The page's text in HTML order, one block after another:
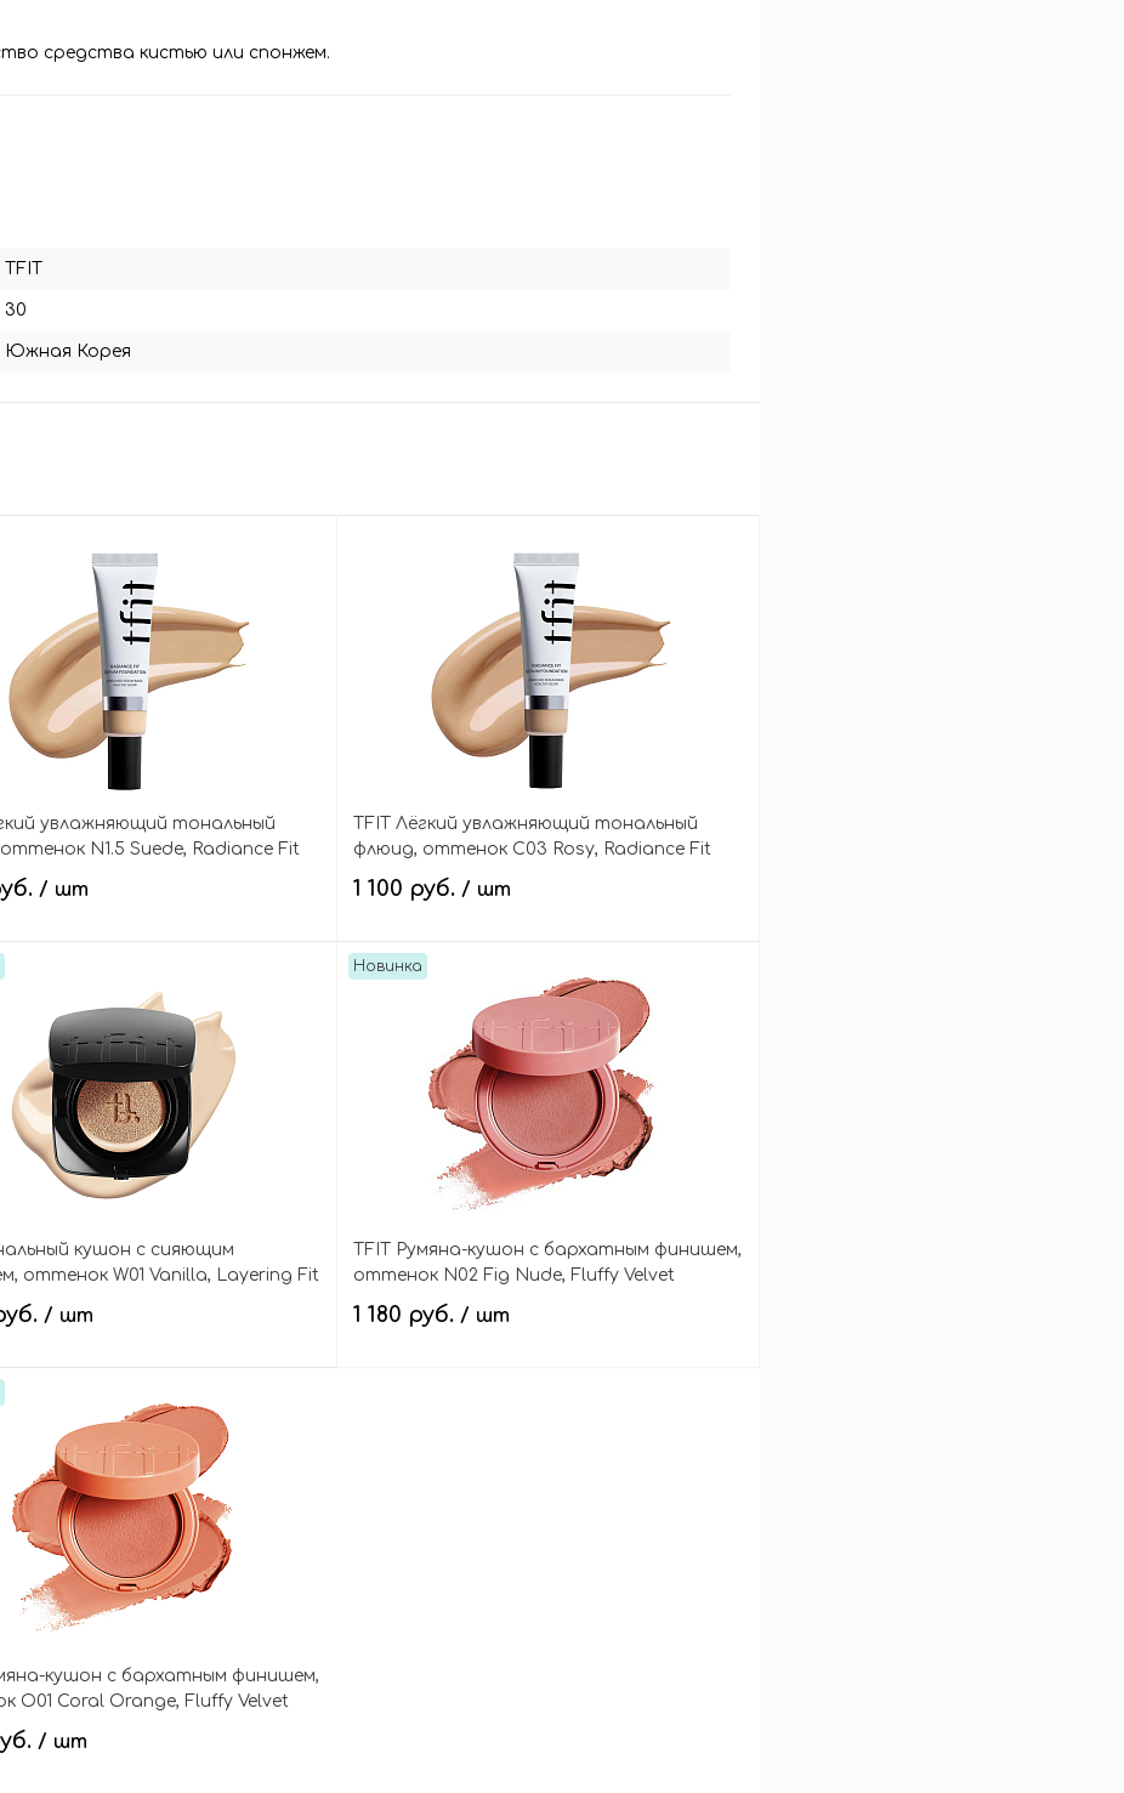
средства кистью или спонжем.
TFIT
30
Южная Корея
увлажняющий тональный
N1.5 Suede, Radiance Fit
/ шт
В корзину
TFIT Лёгкий увлажняющий тональный
флюид, оттенок C03 Rosy, Radiance Fit
Serum Foundation
1 100 руб. / шт
В корзину
кушон с сияющим
оттенок W01 Vanilla, Layering Fit
EX SPF50+ PA++++
/ шт
В корзину
Новинка
TFIT Румяна-кушон с бархатным финишем,
оттенок N02 Fig Nude, Fluffy Velvet
Cushion Blush
1 180 руб. / шт
кушон с бархатным финишем,
O01 Coral Orange, Fluffy Velvet
/ шт